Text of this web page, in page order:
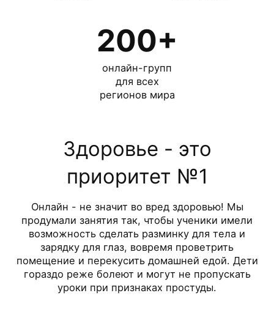
200+
онлайн-групп
для всех
регионов мира
Здоровье - это
приоритет №1
Онлайн - не значит во вред здоровью! Мы
продумали занятия так, чтобы ученики имели
возможность сделать разминку для тела и
зарядку для глаз, вовремя проветрить
помещение и перекусить домашней едой. Дети
гораздо реже болеют и могут не пропускать
уроки при признаках простуды.